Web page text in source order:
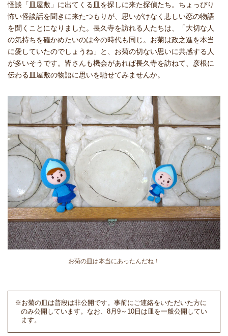
怪談「皿屋敷」に出てくる皿を探しに来た探偵たち。ちょっぴり
怖い怪談話を聞きに来たつもりが、思いがけなく悲しい恋の物語
を聞くことになりました。長久寺を訪れる人たちは、「大切な人
の気持ちを確かめたいのは今の時代も同じ。お菊は政之進を本当
に愛していたのでしょうね」と、お菊の切ない思いに共感する人
が多いそうです。皆さんも機会があれば長久寺を訪ねて、彦根に
伝わる皿屋敷の物語に思いを馳せてみませんか。
お菊の皿は本当にあったんだね！
※お菊の皿は普段は非公開です。事前にご連絡をいただいた方に
のみ公開しています。なお、8月9～10日は皿を一般公開してい
ます。